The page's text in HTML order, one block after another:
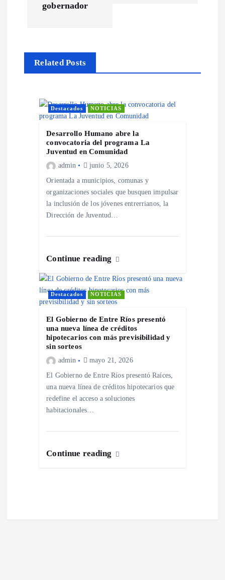
c
gobernador
Related Posts
Destacados NOTICIAS
Desarrollo Humano abre la
convocatoria del programa La
Juventud en Comunidad
admin junio 5, 2026
Orientada a municipios, comunas y
organizaciones sociales que busquen impulsar
la inclusión de los jóvenes entrerrianos, la
Dirección de Juventud…
Continue reading
Destacados NOTICIAS
El Gobierno de Entre Ríos presentó
una nueva línea de créditos
hipotecarios con más previsibilidad y
sin sorteos
admin mayo 21, 2026
El Gobierno de Entre Ríos presentó Raíces,
una nueva línea de créditos hipotecarios que
redefine el acceso a soluciones
habitacionales…
Continue reading